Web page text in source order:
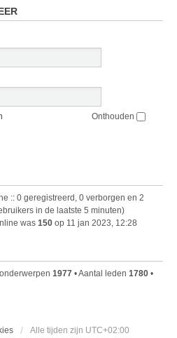
Onthouden
:: 0 geregistreerd, 0 verborgen en 2
in de laatste 5 minuten)
was 150 op 11 jan 2023, 12:28
1977 • Aantal leden 1780 •
Alle tijden zijn UTC+02:00